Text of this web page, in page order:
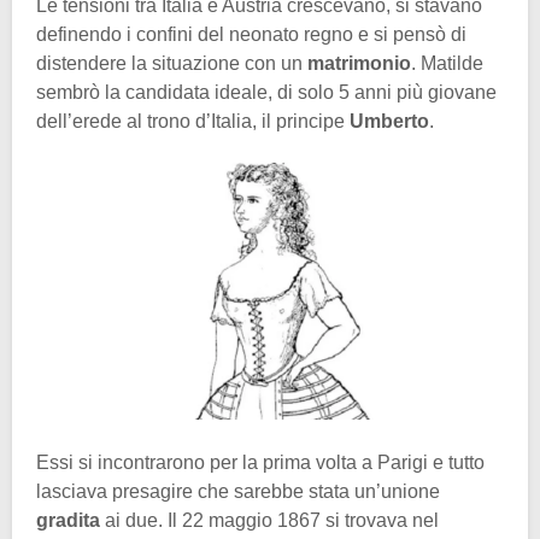
Le tensioni tra Italia e Austria crescevano, si stavano
definendo i confini del neonato regno e si pensò di
distendere la situazione con un matrimonio. Matilde
sembrò la candidata ideale, di solo 5 anni più giovane
dell’erede al trono d’Italia, il principe Umberto.
Essi si incontrarono per la prima volta a Parigi e tutto
lasciava presagire che sarebbe stata un’unione
gradita ai due. Il 22 maggio 1867 si trovava nel